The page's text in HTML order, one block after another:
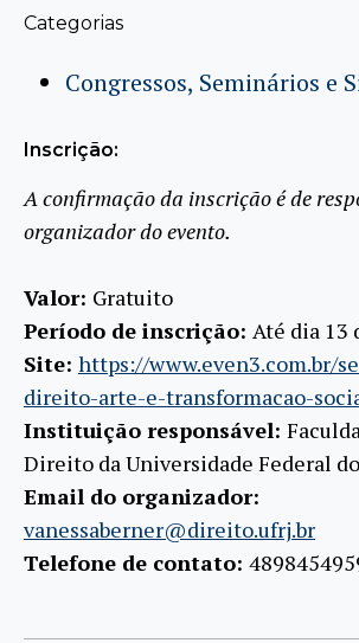
Categorias
Congressos, Seminários e
Inscrição:
A confirmação da inscrição é de
organizador do evento.
Valor: Gratuito
Período de inscrição: Até dia 13
Site: https://www.even3.com.br/
direito-arte-e-transformacao-
Instituição responsável:
Direito da Universidade Federal
Email do organizador:
vanessaberner@direito.ufrj.br
Telefone de contato: